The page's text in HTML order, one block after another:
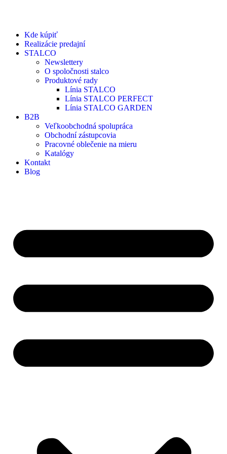
Kde kúpiť
Realizácie predajní
STALCO
Newslettery
O spoločnosti stalco
Produktové rady
Línia STALCO
Línia STALCO PERFECT
Línia STALCO GARDEN
B2B
Veľkoobchodná spolupráca
Obchodní zástupcovia
Pracovné oblečenie na mieru
Katalógy
Kontakt
Blog
Nevyhnutné
cookie nie sú
webovej
webovej
stránky na